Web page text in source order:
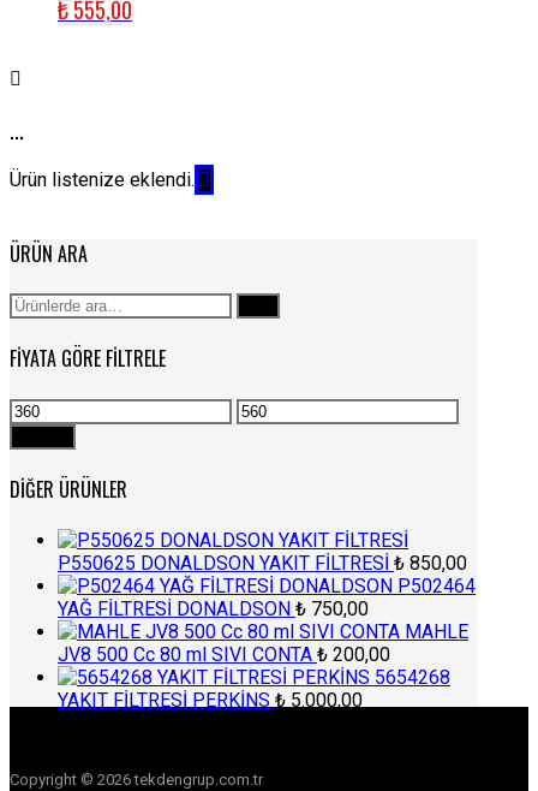
₺555,00
...
Ürün listenize eklendi.
ÜRÜN ARA
Ara:
FIYATA GÖRE FILTRELE
En
düşük
fiyat
En
yüksek
DIĞER ÜRÜNLER
P550625 DONALDSON YAKIT FİLTRESİ ₺ 850,00
P502464
YAĞ FİLTRESİ DONALDSON ₺ 750,00
MAHLE
JV8 500 Cc 80 ml SIVI CONTA ₺ 200,00
5654268
YAKIT FİLTRESİ PERKİNS ₺ 5.000,00
Copyright © 2026 tekdengrup.com.tr